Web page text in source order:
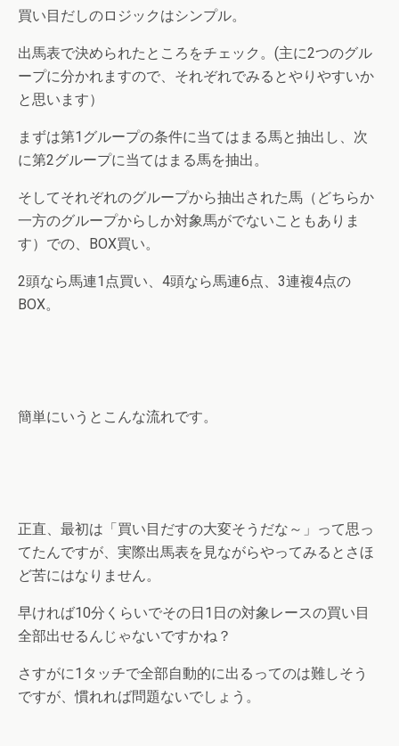
買い目だしのロジックはシンプル。
出馬表で決められたところをチェック。(主に2つのグル
ープに分かれますので、それぞれでみるとやりやすいか
と思います）
まずは第1グループの条件に当てはまる馬と抽出し、次
に第2グループに当てはまる馬を抽出。
そしてそれぞれのグループから抽出された馬（どちらか
一方のグループからしか対象馬がでないこともありま
す）での、BOX買い。
2頭なら馬連1点買い、4頭なら馬連6点、3連複4点の
BOX。
簡単にいうとこんな流れです。
正直、最初は「買い目だすの大変そうだな～」って思っ
てたんですが、実際出馬表を見ながらやってみるとさほ
ど苦にはなりません。
早ければ10分くらいでその日1日の対象レースの買い目
全部出せるんじゃないですかね？
さすがに1タッチで全部自動的に出るってのは難しそう
ですが、慣れれば問題ないでしょう。